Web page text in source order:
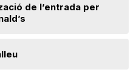
de l’entrada per